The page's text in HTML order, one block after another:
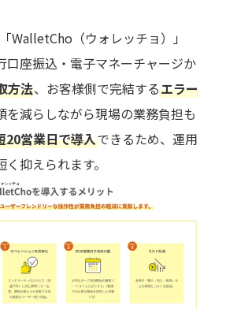
WalletCho（ウォレッチョ）」
口座振込・電子マネーチャージか
方法、お客様側で完結するエラー
を減らしながら現場の業務負担も
20営業日で導入できるため、運用
抑えられます。